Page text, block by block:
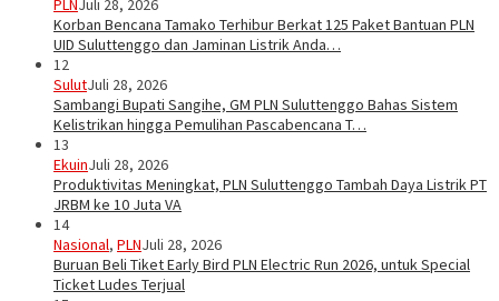
PLNJuli 28, 2026
Korban Bencana Tamako Terhibur Berkat 125 Paket Bantuan PLN
UID Suluttenggo dan Jaminan Listrik Anda…
12
SulutJuli 28, 2026
Sambangi Bupati Sangihe, GM PLN Suluttenggo Bahas Sistem
Kelistrikan hingga Pemulihan Pascabencana T…
13
EkuinJuli 28, 2026
Produktivitas Meningkat, PLN Suluttenggo Tambah Daya Listrik PT
JRBM ke 10 Juta VA
14
Nasional, PLNJuli 28, 2026
Buruan Beli Tiket Early Bird PLN Electric Run 2026, untuk Special
Ticket Ludes Terjual